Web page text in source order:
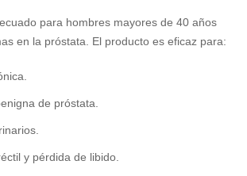
para hombres mayores de 40 años
en la próstata. El producto es eficaz para:
de próstata.
y pérdida de libido.